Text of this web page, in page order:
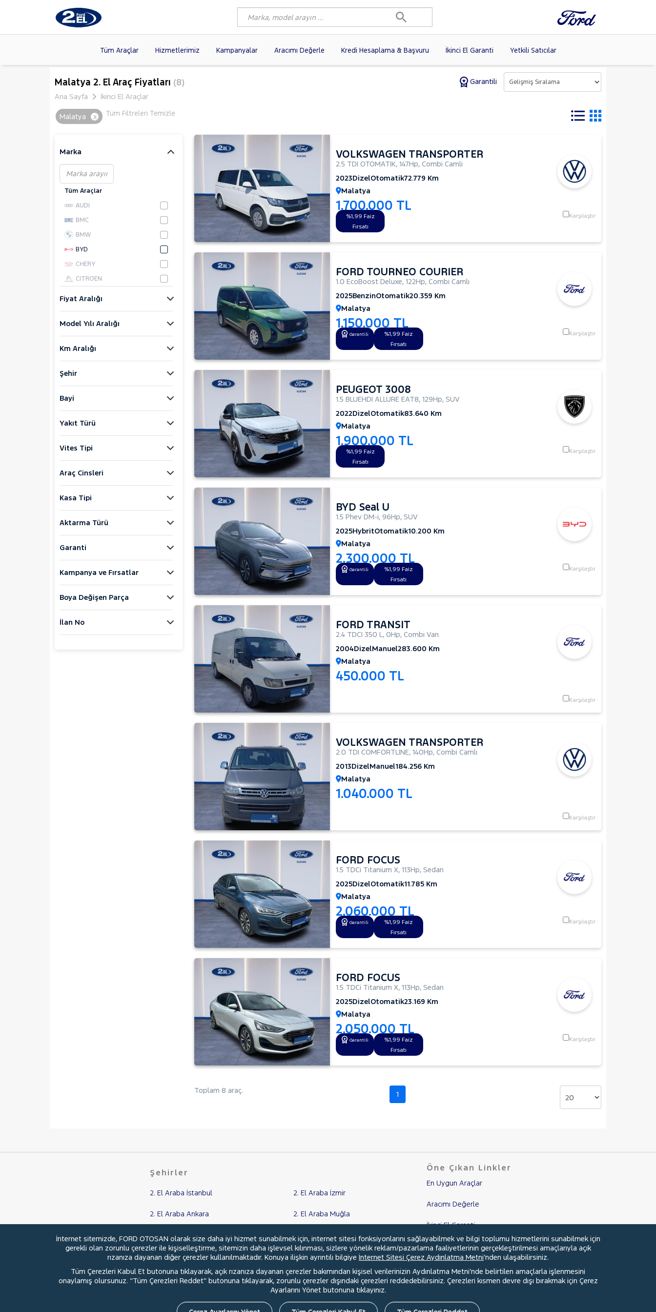
Tüm Araçlar Hizmetlerimiz Kampanyalar Aracımı Değerle Kredi Hesaplama & Başvuru İkinci El Garanti Yetkili Satıcılar
Markalar >
Modeller
Kasalar
SKODA
Malatya 2. El Araç Fiyatları (8)
Garantili
Ana Sayfa
İkinci El Araçlar
Tüm Filtreleri Temizle
Malatya x
Marka
Tüm Araçlar
AUDI
BMC
BMW
BYD
CHERY
CITROEN
DAIHATSU
FIAT
FORD
ISUZU
Iveco
KIA
LANCIA
MAN
MERCEDES-BENZ
MINI
NISSAN
OPEL
PEUGEOT
Fiyat Aralığı
Model Yılı Aralığı
Km Aralığı
Şehir
Bayi
Yakıt Türü
Vites Tipi
Araç Cinsleri
Kasa Tipi
Aktarma Türü
Garanti
Kampanya ve Fırsatlar
Boya Değişen Parça
İlan No
VOLKSWAGEN TRANSPORTER
2.5 TDI OTOMATIK, 147Hp, Combi Camlı
2023DizelOtomatik72.779 Km
Malatya
1.700.000 TL
%1,99 Faiz
Fırsatı
Karşılaştır
FORD TOURNEO COURIER
1.0 EcoBoost Deluxe, 122Hp, Combi Camlı
2025BenzinOtomatik20.359 Km
Malatya
1.150.000 TL
Garantili
%1,99 Faiz
Fırsatı
Karşılaştır
PEUGEOT 3008
1.5 BLUEHDI ALLURE EAT8, 129Hp, SUV
2022DizelOtomatik83.640 Km
Malatya
1.900.000 TL
%1,99 Faiz
Fırsatı
Karşılaştır
BYD Seal U
1.5 Phev DM-i, 96Hp, SUV
2025HybritOtomatik10.200 Km
Malatya
2.300.000 TL
Garantili
%1,99 Faiz
Fırsatı
Karşılaştır
FORD TRANSIT
2.4 TDCI 350 L, 0Hp, Combi Van
2004DizelManuel283.600 Km
Malatya
450.000 TL
Karşılaştır
VOLKSWAGEN TRANSPORTER
2.0 TDI COMFORTLINE, 140Hp, Combi Camlı
2013DizelManuel184.256 Km
Malatya
1.040.000 TL
Karşılaştır
FORD FOCUS
1.5 TDCi Titanium X, 113Hp, Sedan
2025DizelOtomatik11.785 Km
Malatya
2.060.000 TL
Garantili
%1,99 Faiz
Fırsatı
Karşılaştır
FORD FOCUS
1.5 TDCi Titanium X, 113Hp, Sedan
2025DizelOtomatik23.169 Km
Malatya
2.050.000 TL
Garantili
%1,99 Faiz
Fırsatı
Karşılaştır
Toplam 8 araç. 1
Şehirler
2. El Araba İstanbul 2. El Araba İzmir
2. El Araba Ankara 2. El Araba Muğla
2. El Araba Balıkesir 2. El Araba Aydın
2. El Araba Adana 2. El Araba Kocaeli
2. El Araba Samsun Tüm Şehirler
Öne Çıkan Linkler
En Uygun Araçlar
Aracımı Değerle
İkinci El Garanti
Kampanyalar
Kredi Hesaplama & Başvuru
İnternet sitemizde, FORD OTOSAN olarak size daha iyi hizmet sunabilmek için, internet sitesi fonksiyonlarını sağlayabilmek ve bilgi toplumu hizmetlerini sunabilmek için
gerekli olan zorunlu çerezler ile kişiselleştirme, sitemizin daha işlevsel kılınması, sizlere yönelik reklam/pazarlama faaliyetlerinin gerçekleştirilmesi amaçlarıyla açık
rızanıza dayanan diğer çerezler kullanılmaktadır. Konuya ilişkin ayrıntılı bilgiye İnternet Sitesi Çerez Aydınlatma Metni’nden ulaşabilirsiniz.
Tüm Çerezleri Kabul Et butonuna tıklayarak, açık rızanıza dayanan çerezler bakımından kişisel verilerinizin Aydınlatma Metni’nde belirtilen amaçlarla işlenmesini
onaylamış olursunuz. “Tüm Çerezleri Reddet” butonuna tıklayarak, zorunlu çerezler dışındaki çerezleri reddedebilirsiniz. Çerezleri kısmen devre dışı bırakmak için Çerez
Ayarlarını Yönet butonuna tıklayınız.